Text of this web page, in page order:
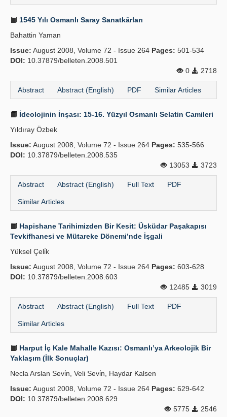
1545 Yılı Osmanlı Saray Sanatkârları
Bahattin Yaman
Issue: August 2008, Volume 72 - Issue 264 Pages: 501-534
DOI: 10.37879/belleten.2008.501
0
2718
Abstract Abstract (English) PDF Similar Articles
İdeolojinin İnşası: 15-16. Yüzyıl Osmanlı Selatin Camileri
Yıldıray Özbek
Issue: August 2008, Volume 72 - Issue 264 Pages: 535-566
DOI: 10.37879/belleten.2008.535
13053
3723
Abstract Abstract (English) Full Text PDF
Similar Articles
Hapishane Tarihimizden Bir Kesit: Üsküdar Paşakapısı
Tevkifhanesi ve Mütareke Dönemi’nde İşgali
Yüksel Çeli̇k
Issue: August 2008, Volume 72 - Issue 264 Pages: 603-628
DOI: 10.37879/belleten.2008.603
12485
3019
Abstract Abstract (English) Full Text PDF
Similar Articles
Harput İç Kale Mahalle Kazısı: Osmanlı’ya Arkeolojik Bir
Yaklaşım (İlk Sonuçlar)
Necla Arslan Sevi̇n, Veli Sevi̇n, Haydar Kalsen
Issue: August 2008, Volume 72 - Issue 264 Pages: 629-642
DOI: 10.37879/belleten.2008.629
5775
2546